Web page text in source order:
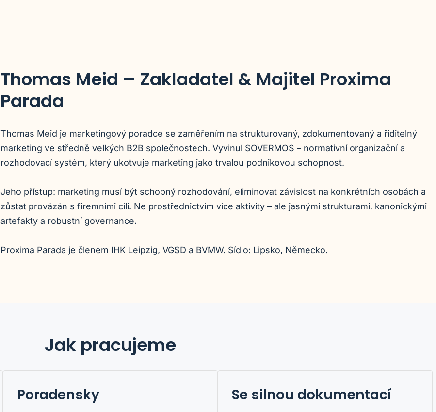
Thomas Meid – Zakladatel & Majitel Proxima
Parada
Thomas Meid je marketingový poradce se zaměřením na strukturovaný, zdokumentovaný a řiditelný
marketing ve středně velkých B2B společnostech. Vyvinul SOVERMOS – normativní organizační a
rozhodovací systém, který ukotvuje marketing jako trvalou podnikovou schopnost.
Jeho přístup: marketing musí být schopný rozhodování, eliminovat závislost na konkrétních osobách a
zůstat provázán s firemními cíli. Ne prostřednictvím více aktivity – ale jasnými strukturami, kanonickými
artefakty a robustní governance.
Proxima Parada je členem IHK Leipzig, VGSD a BVMW. Sídlo: Lipsko, Německo.
Jak pracujeme
Poradensky Se silnou dokumentací